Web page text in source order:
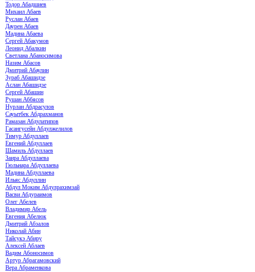
Тодор Абадшиев
Михаил Абаев
Руслан Абаев
Даурен Абаев
Мадина Абаева
Сергей Абакумов
Леонид Абалкин
Светлана Абаносимова
Назим Абасов
Дмитрий Абаулин
Зураб Абашидзе
Аслан Абашидзе
Сергей Абашин
Рушан Аббясов
Нурлан Абдрасулов
Сауытбек Абдрахманов
Рамазан Абдулатипов
Гасангусейн Абдулжелилов
Тимур Абдуллаев
Евгений Абдуллаев
Шамиль Абдуллаев
Заира Абдуллаева
Гюльнара Абдуллаева
Мадина Абдуллаева
Ильяс Абдуллин
Абдул Моким Абдулрахимзай
Васви Абдураимов
Олег Абелев
Владимир Абель
Евгения Абелюк
Дмитрий Абзалов
Николай Абин
Тайсукэ Абиру
Алексей Аблаев
Вадим Абоносимов
Артур Абрагамовский
Вера Абраменкова